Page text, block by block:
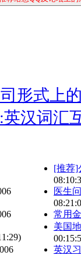
形式上
汉词汇
[推荐]
医生
常用
美国
英汉